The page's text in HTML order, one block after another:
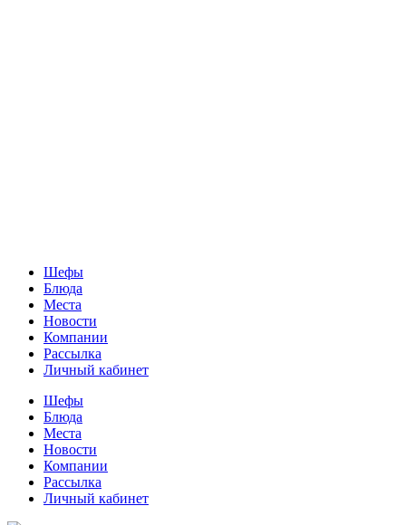
Шефы
Блюда
Места
Новости
Компании
Рассылка
Личный кабинет
Шефы
Блюда
Места
Новости
Компании
Рассылка
Личный кабинет